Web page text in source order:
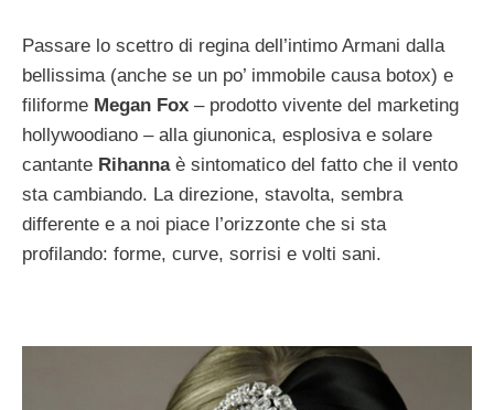
Passare lo scettro di regina dell’intimo Armani dalla
bellissima (anche se un po’ immobile causa botox) e
filiforme Megan Fox – prodotto vivente del marketing
hollywoodiano – alla giunonica, esplosiva e solare
cantante Rihannaè sintomatico del fatto che il vento
sta cambiando. La direzione, stavolta, sembra
differente e a noi piace l’orizzonte che si sta
profilando: forme, curve, sorrisi e volti sani.